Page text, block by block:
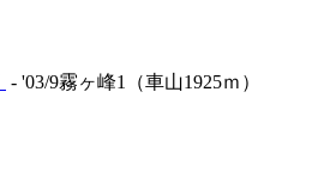
- '03/9霧ヶ峰1（車山1925ｍ）